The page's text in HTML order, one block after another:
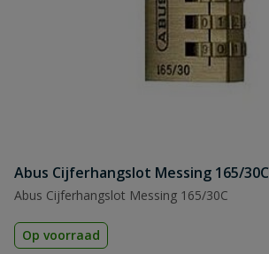
Abus Cijferhangslot Messing 165/30C
Abus Cijferhangslot Messing 165/30C
Op voorraad